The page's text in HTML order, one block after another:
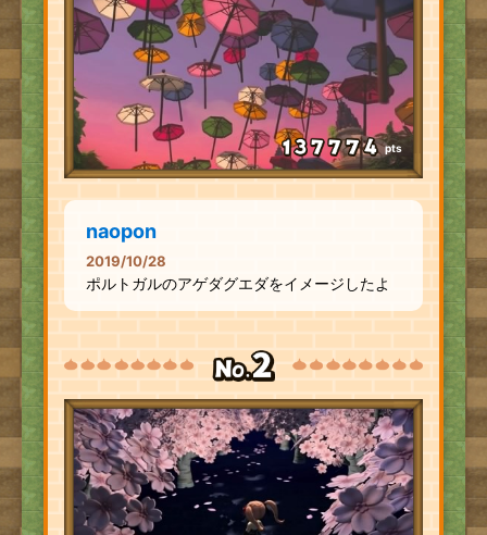
pts
naopon
2019/10/28
ポルトガルのアゲダグエダをイメージしたよ